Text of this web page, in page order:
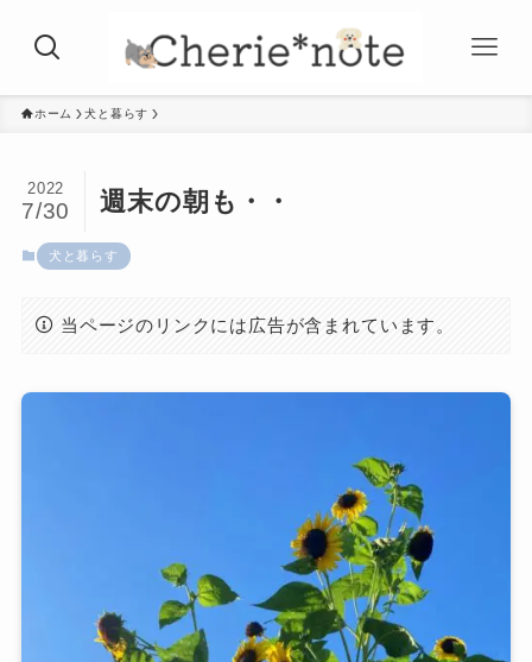
ホーム 犬と暮らす
週末の朝も・・
2022
7/30
犬と暮らす
当ページのリンクには広告が含まれています。